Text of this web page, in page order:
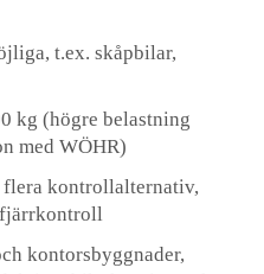
t.ex. skåpbilar,
kg (högre belastning
med WÖHR)
flera kontrollalternativ,
kontorsbyggnader,